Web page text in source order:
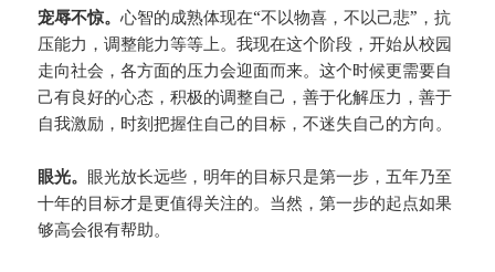
宠辱不惊。心智的成熟体现在“不以物喜，不以己悲”，抗
压能力，调整能力等等上。我现在这个阶段，开始从校园
走向社会，各方面的压力会迎面而来。这个时候更需要自
己有良好的心态，积极的调整自己，善于化解压力，善于
自我激励，时刻把握住自己的目标，不迷失自己的方向。
眼光。 眼光放长远些，明年的目标只是第一步，五年乃至
十年的目标才是更值得关注的。当然，第一步的起点如果
够高会很有帮助。